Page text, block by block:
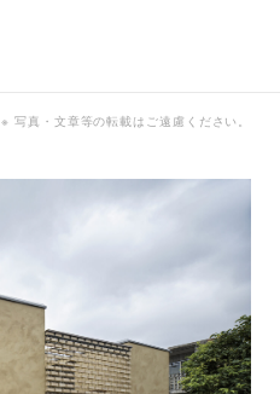
※ 写真・文章等の転載はご遠慮ください。